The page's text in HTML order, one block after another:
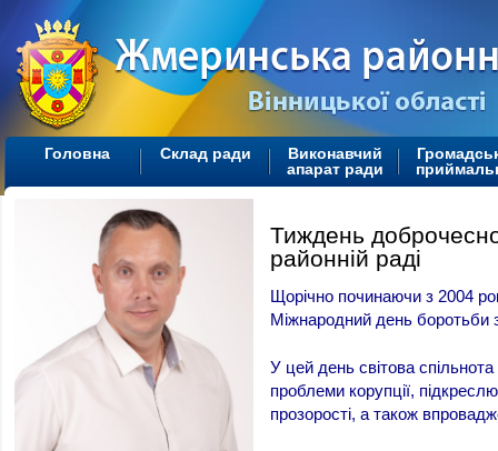
Головна Склад ради
Виконавчий
апарат ради
Тиждень
районній раді
Щорічно починаючи з 2004
Міжнародний день боротьби
У цей день світова
проблеми корупції,
прозорості, а також